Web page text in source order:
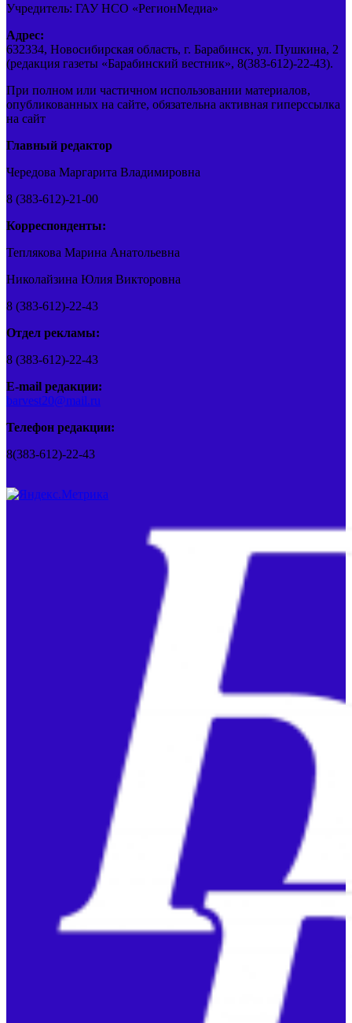
Учредитель: ГАУ НСО «РегионМедиа»
Адрес:
632334, Новосибирская область, г. Барабинск, ул. Пушкина, 2
(редакция газеты «Барабинский вестник», 8(383-612)-22-43).
При полном или частичном использовании материалов,
опубликованных на сайте, обязательна активная гиперссылка
на сайт
Главный редактор
Чередова Маргарита Владимировна
8 (383-612)-21-00
Корреспонденты:
Теплякова Марина Анатольевна
Николайзина Юлия Викторовна
8 (383-612)-22-43
Отдел рекламы:
8 (383-612)-22-43
E-mail редакции:
barvest20@mail.ru
Телефон редакции:
8(383-612)-22-43